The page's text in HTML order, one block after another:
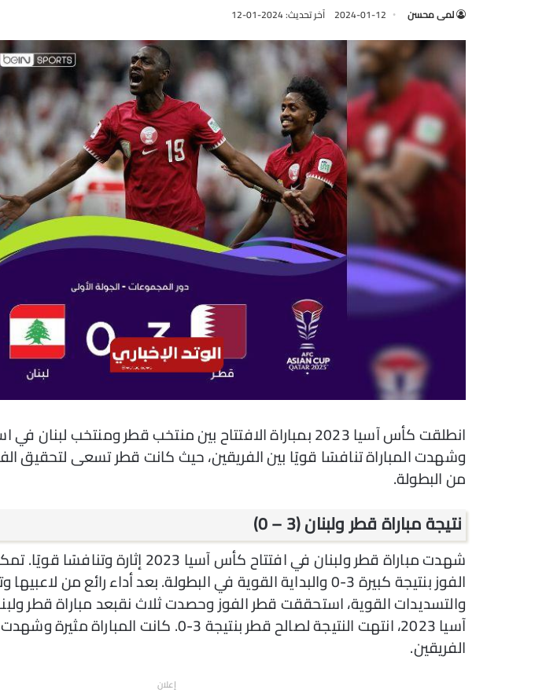
لمى محسن 2024-01-12 آخر تحديث: 2024-01-12
انطلقت كأس آسيا 2023 بمباراة الافتتاح بين منتخب قطر ومنتخب
وشهدت المباراة تنافسًا قويًا بين الفريقين، حيث كانت قطر تسعى لتحقيق
من البطولة.
نتيجة مباراة قطر ولبنان (3 – 0)
شهدت مباراة قطر ولبنان في افتتاح كأس آسيا
الفوز بنتيجة كبيرة 3-0 والبداية القوية في البطولة. بعد أداء رائع من
والتسديدات القوية، استحققت قطر الفوز وحصدت ثلاث نقبعد مباراة قطر
آسيا 2023، انتهت النتيجة لصالح قطر بنتيجة 3-0. كانت
الفريقين.
إعلان